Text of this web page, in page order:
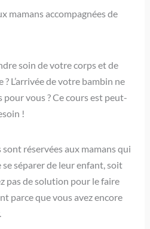
mamans accompagnées de
soin de votre corps et de
L’arrivée de votre bambin ne
pour vous ? Ce cours est peut-
!
sont réservées aux mamans qui
se séparer de leur enfant, soit
pas de solution pour le faire
parce que vous avez encore